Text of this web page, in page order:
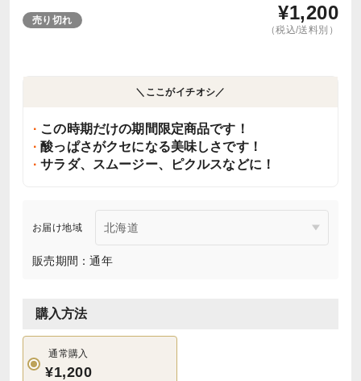
売り切れ ¥1,200
（税込/送料別）
＼ここがイチオシ／
この時期だけの期間限定商品です！
酸っぱさがクセになる美味しさです！
サラダ、スムージー、ピクルスなどに！
お届け地域
販売期間：通年
購入方法
通常購入
¥1,200